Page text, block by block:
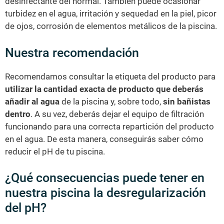
turbidez en el agua, irritación y sequedad en la piel, picor
de ojos, corrosión de elementos metálicos de la piscina.
Nuestra recomendación
Recomendamos consultar la etiqueta del producto para
utilizar la cantidad exacta de producto que deberás
añadir al agua de la piscina y, sobre todo, sin bañistas
dentro. A su vez, deberás dejar el equipo de filtración
funcionando para una correcta repartición del producto
en el agua. De esta manera, conseguirás saber cómo
reducir el pH de tu piscina.
¿Qué consecuencias puede tener en
nuestra piscina la desregularización
del pH?